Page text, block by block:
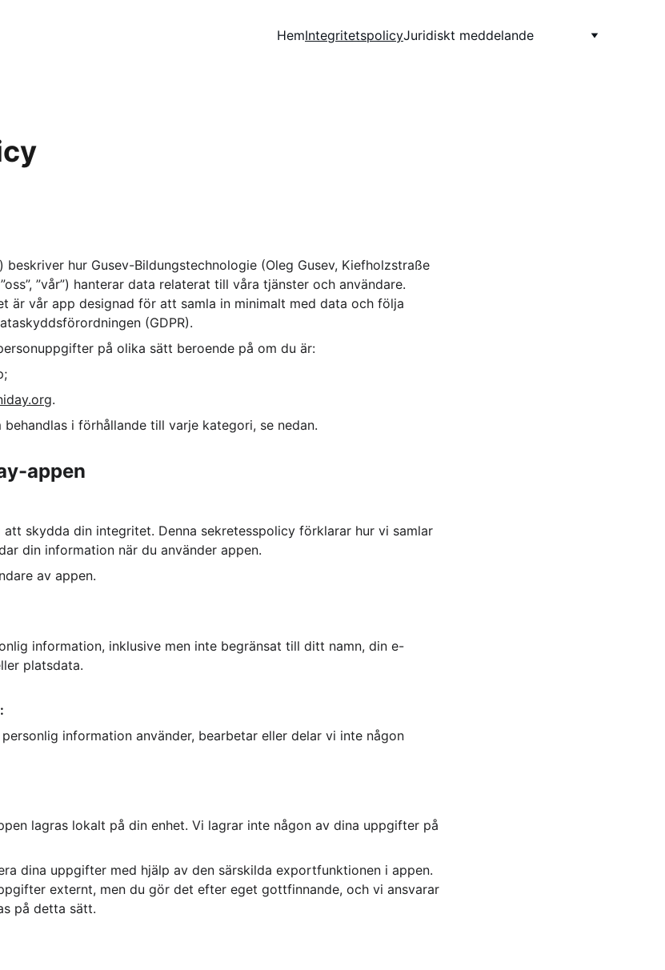
HemIntegritetspolicyJuridiskt meddelande
beskriver hur Gusev-Bildungstechnologie (Oleg Gusev, Kiefholzstraße
”vår”) hanterar data relaterat till våra tjänster och användare.
är vår app designad för att samla in minimalt med data och följa
(GDPR).
på olika sätt beroende på om du är:
.
i förhållande till varje kategori, se nedan.
appen
skydda din integritet. Denna sekretesspolicy förklarar hur vi samlar
din information när du använder appen.
av appen.
information, inklusive men inte begränsat till ditt namn, din e-
platsdata.
information använder, bearbetar eller delar vi inte någon
lagras lokalt på din enhet. Vi lagrar inte någon av dina uppgifter på
dina uppgifter med hjälp av den särskilda exportfunktionen i appen.
externt, men du gör det efter eget gottfinnande, och vi ansvarar
på detta sätt.